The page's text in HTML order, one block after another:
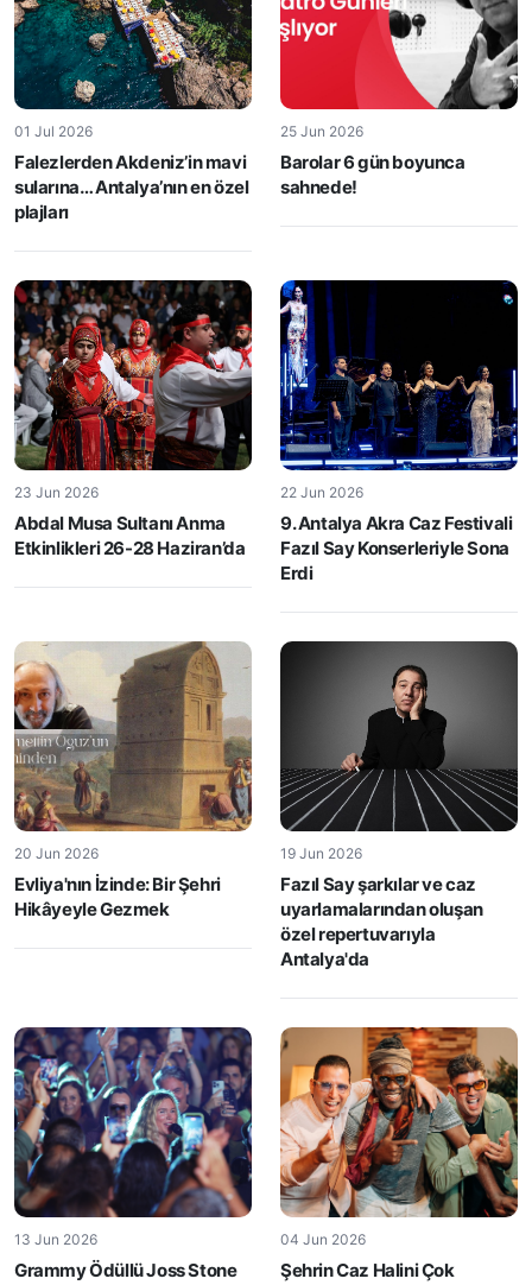
01 Jul 2026
Falezlerden Akdeniz’in mavi
sularına… Antalya’nın en özel
plajları
25 Jun 2026
Barolar 6 gün boyunca
sahnede!
23 Jun 2026
Abdal Musa Sultanı Anma
Etkinlikleri 26-28 Haziran’da
22 Jun 2026
9. Antalya Akra Caz Festivali
Fazıl Say Konserleriyle Sona
Erdi
20 Jun 2026
Evliya'nın İzinde: Bir Şehri
Hikâyeyle Gezmek
19 Jun 2026
Fazıl Say şarkılar ve caz
uyarlamalarından oluşan
özel repertuvarıyla
Antalya'da
13 Jun 2026
Grammy Ödüllü Joss Stone
04 Jun 2026
Şehrin Caz Halini Çok